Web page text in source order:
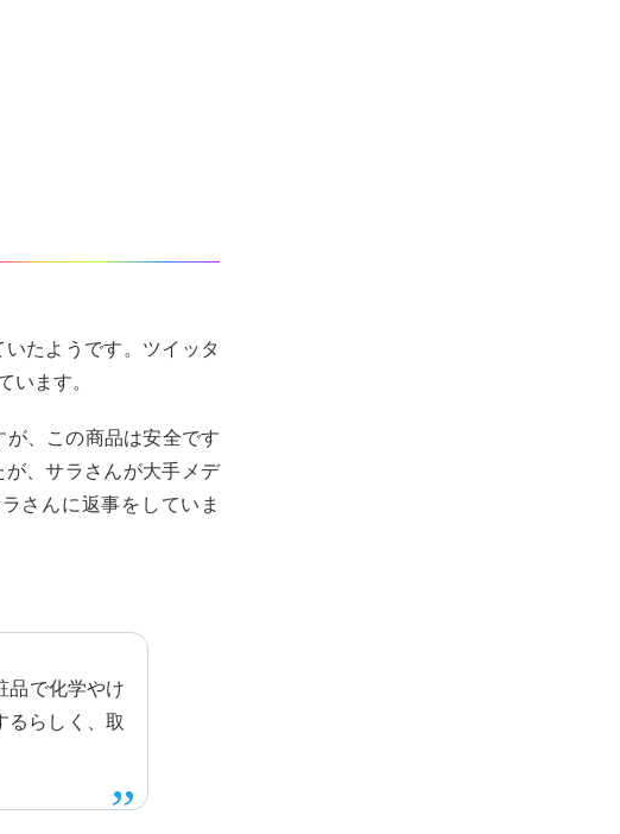
たようです。ツイッタ
います。
、この商品は安全です
、サラさんが大手メデ
さんに返事をしていま
品で化学やけ
らしく、取